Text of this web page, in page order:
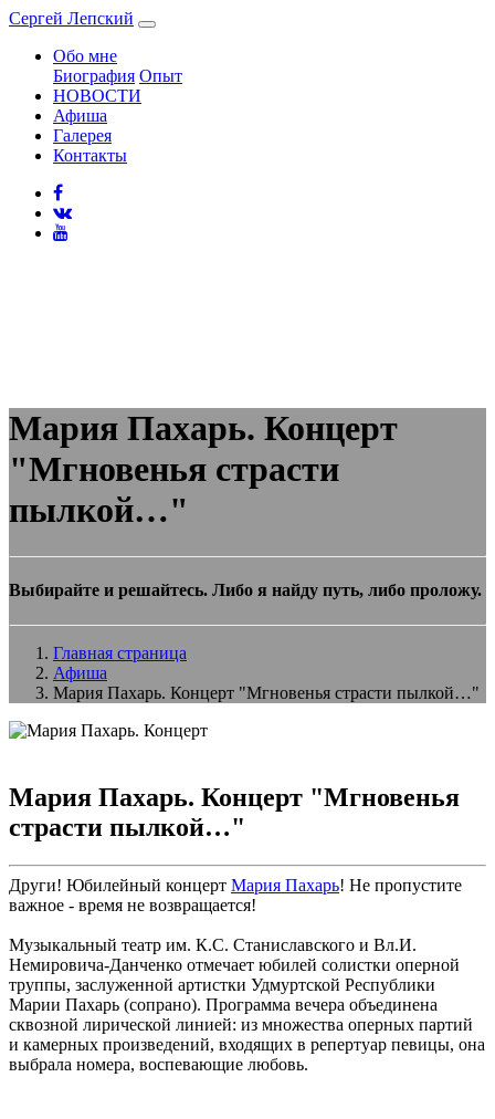
Сергей Лепский
Обо мне
Биография Опыт
НОВОСТИ
Афиша
Галерея
Контакты
Мария Пахарь. Концерт
"Мгновенья страсти
пылкой…"
Выбирайте и решайтесь. Либо я найду путь, либо проложу.
Главная страница
Афиша
Мария Пахарь. Концерт "Мгновенья страсти пылкой…"
Мария Пахарь. Концерт "Мгновенья
страсти пылкой…"
Други! Юбилейный концерт Мария Пахарь! Не пропустите
важное - время не возвращается!
Музыкальный театр им. К.С. Станиславского и Вл.И.
Немировича-Данченко отмечает юбилей солистки оперной
труппы, заслуженной артистки Удмуртской Республики
Марии Пахарь (сопрано). Программа вечера объединена
сквозной лирической линией: из множества оперных партий
и камерных произведений, входящих в репертуар певицы, она
выбрала номера, воспевающие любовь.